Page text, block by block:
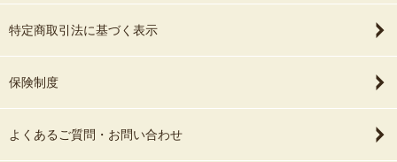
特定商取引法に基づく表示
保険制度
よくあるご質問・お問い合わせ